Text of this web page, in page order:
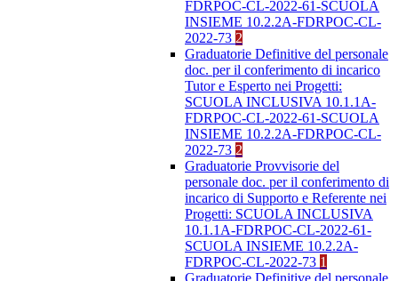
FDRPOC-CL-2022-61-SCUOLA
INSIEME 10.2.2A-FDRPOC-CL-
2022-73 2
Graduatorie Definitive del personale
doc. per il conferimento di incarico
Tutor e Esperto nei Progetti:
SCUOLA INCLUSIVA 10.1.1A-
FDRPOC-CL-2022-61-SCUOLA
INSIEME 10.2.2A-FDRPOC-CL-
2022-73 2
Graduatorie Provvisorie del
personale doc. per il conferimento di
incarico di Supporto e Referente nei
Progetti: SCUOLA INCLUSIVA
10.1.1A-FDRPOC-CL-2022-61-
SCUOLA INSIEME 10.2.2A-
FDRPOC-CL-2022-73 1